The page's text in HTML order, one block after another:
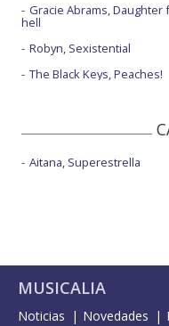
Gracie Abrams, Daughter
hell
Robyn, Sexistential
The Black Keys, Peaches!
Aitana, Superestrella
MUSICALIA
Noticias Novedades